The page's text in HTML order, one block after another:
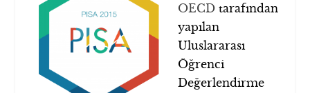
OECD tarafından
yapılan
Uluslararası
Öğrenci
Değerlendirme